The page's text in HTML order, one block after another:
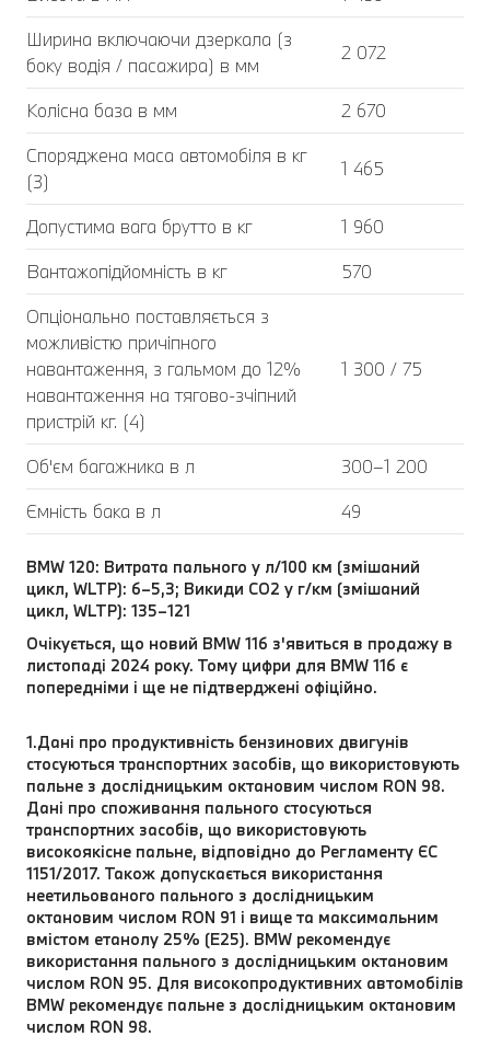
Ширина включаючи дзеркала (з
боку водія / пасажира) в мм
2 072
Колісна база в мм
2 670
Споряджена маса автомобіля в кг
(3)
1 465
Допустима вага брутто в кг
1 960
Вантажопідйомність в кг
570
Опціонально поставляється з
можливістю причіпного
навантаження, з гальмом до 12%
навантаження на тягово-зчіпний
пристрій кг. (4)
1 300 / 75
Об'єм багажника в л
300–1 200
Ємність бака в л
49
BMW 120: Витрата пального у л/100 км (змішаний
цикл, WLTP): 6–5,3; Викиди CO2 у г/км (змішаний
цикл, WLTP): 135–121
Очікується, що новий BMW 116 з'явиться в продажу в
листопаді 2024 року. Тому цифри для BMW 116 є
попередніми і ще не підтверджені офіційно.
1.Дані про продуктивність бензинових двигунів
стосуються транспортних засобів, що використовують
пальне з дослідницьким октановим числом RON 98.
Дані про споживання пального стосуються
транспортних засобів, що використовують
високоякісне пальне, відповідно до Регламенту ЄС
1151/2017. Також допускається використання
неетильованого пального з дослідницьким
октановим числом RON 91 і вище та максимальним
вмістом етанолу 25% (E25). BMW рекомендує
використання пального з дослідницьким октановим
числом RON 95. Для високопродуктивних автомобілів
BMW рекомендує пальне з дослідницьким октановим
числом RON 98.